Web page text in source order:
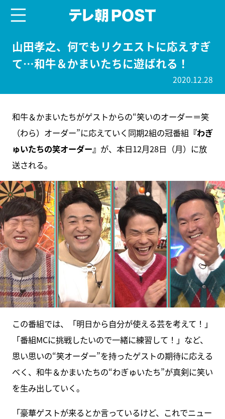
山田孝之、何でもリクエストに応えすぎ
て…和牛＆かまいたちに遊ばれる！
2020.12.28
和牛＆かまいたちがゲストからの“笑いのオーダー＝笑
（わら）オーダー”に応えていく同期2組の冠番組 『わぎ
ゅいたちの笑オーダー』 が、本日12月28日（月）に放
送される。
この番組では、「明日から自分が使える芸を考えて！」
「番組MCに挑戦したいので一緒に練習して！」など、
思い思いの“笑オーダー”を持ったゲストの期待に応える
べく、和牛＆かまいたちの“わぎゅいたち”が真剣に笑い
を生み出していく。
「豪華ゲストが来るとか言っているけど、これでニュー